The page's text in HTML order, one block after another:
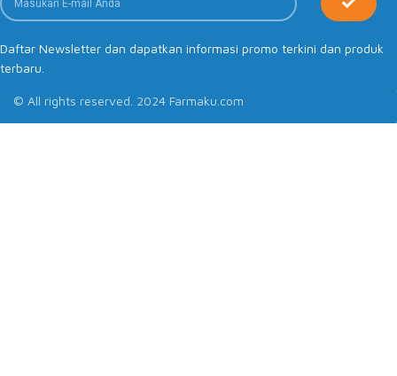
Daftar Newsletter dan dapatkan informasi promo terkini dan produk
terbaru.
© All rights reserved. 2024 Farmaku.com